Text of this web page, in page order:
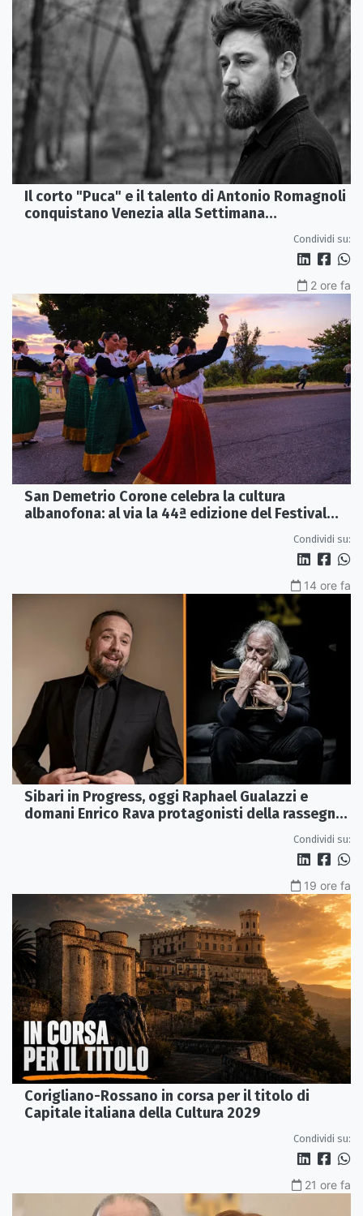
Il corto "Puca" e il talento di Antonio Romagnoli
conquistano Venezia alla Settimana
Condividi su:
2 ore fa
San Demetrio Corone celebra la cultura
albanofona: al via la 44ª edizione del Festival
Condividi su:
14 ore fa
Sibari in Progress, oggi Raphael Gualazzi e
domani Enrico Rava protagonisti della rassegna
Condividi su:
19 ore fa
Corigliano-Rossano in corsa per il titolo di
Capitale italiana della Cultura 2029
Condividi su:
21 ore fa